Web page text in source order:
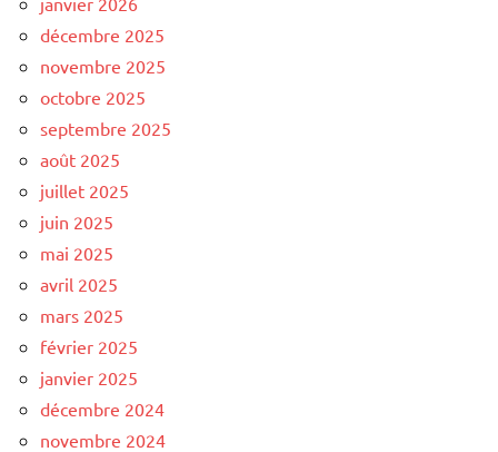
décembre 2025
novembre 2025
octobre 2025
septembre 2025
août 2025
juillet 2025
juin 2025
mai 2025
avril 2025
mars 2025
février 2025
janvier 2025
décembre 2024
novembre 2024